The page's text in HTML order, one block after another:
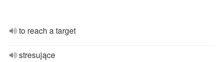
to reach a target
stresujące